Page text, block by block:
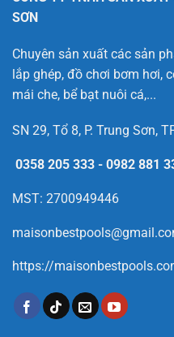
SƠN
Chuyên sản xuất các sản
lắp ghép, đồ chơi bơm hơi,
mái che, bể bạt nuôi cá,...
SN 29, Tổ 8, P. Trung Sơn,
0358 205 333 - 0982 881
MST: 2700949446
https://